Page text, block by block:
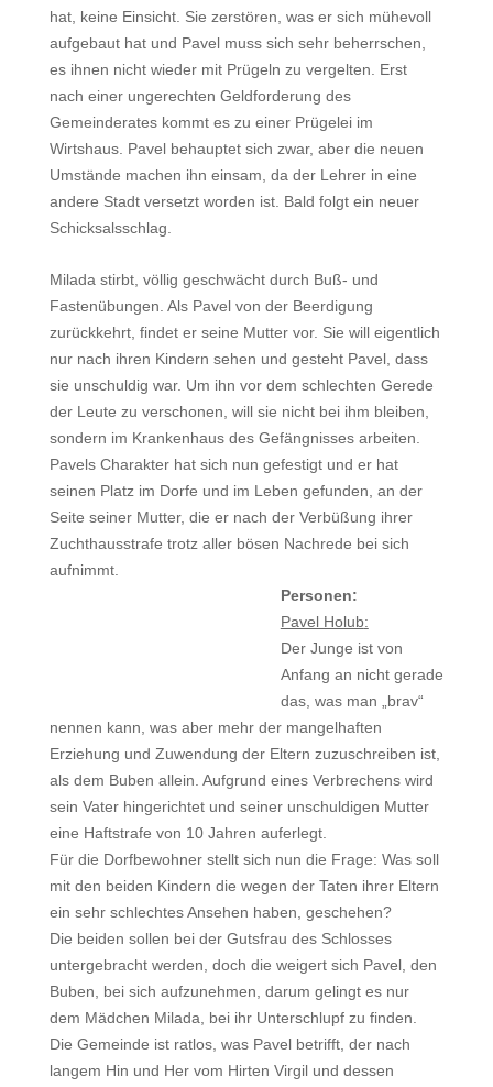
hat, keine Einsicht. Sie zerstören, was er sich mühevoll
aufgebaut hat und Pavel muss sich sehr beherrschen,
es ihnen nicht wieder mit Prügeln zu vergelten. Erst
nach einer ungerechten Geldforderung des
Gemeinderates kommt es zu einer Prügelei im
Wirtshaus. Pavel behauptet sich zwar, aber die neuen
Umstände machen ihn einsam, da der Lehrer in eine
andere Stadt versetzt worden ist. Bald folgt ein neuer
Schicksalsschlag.
Milada stirbt, völlig geschwächt durch Buß- und
Fastenübungen. Als Pavel von der Beerdigung
zurückkehrt, findet er seine Mutter vor. Sie will eigentlich
nur nach ihren Kindern sehen und gesteht Pavel, dass
sie unschuldig war. Um ihn vor dem schlechten Gerede
der Leute zu verschonen, will sie nicht bei ihm bleiben,
sondern im Krankenhaus des Gefängnisses arbeiten.
Pavels Charakter hat sich nun gefestigt und er hat
seinen Platz im Dorfe und im Leben gefunden, an der
Seite seiner Mutter, die er nach der Verbüßung ihrer
Zuchthausstrafe trotz aller bösen Nachrede bei sich
aufnimmt.
Personen:
Pavel Holub:
Der Junge ist von
Anfang an nicht gerade
das, was man „brav“
nennen kann, was aber mehr der mangelhaften
Erziehung und Zuwendung der Eltern zuzuschreiben ist,
als dem Buben allein. Aufgrund eines Verbrechens wird
sein Vater hingerichtet und seiner unschuldigen Mutter
eine Haftstrafe von 10 Jahren auferlegt.
Für die Dorfbewohner stellt sich nun die Frage: Was soll
mit den beiden Kindern die wegen der Taten ihrer Eltern
ein sehr schlechtes Ansehen haben, geschehen?
Die beiden sollen bei der Gutsfrau des Schlosses
untergebracht werden, doch die weigert sich Pavel, den
Buben, bei sich aufzunehmen, darum gelingt es nur
dem Mädchen Milada, bei ihr Unterschlupf zu finden.
Die Gemeinde ist ratlos, was Pavel betrifft, der nach
langem Hin und Her vom Hirten Virgil und dessen